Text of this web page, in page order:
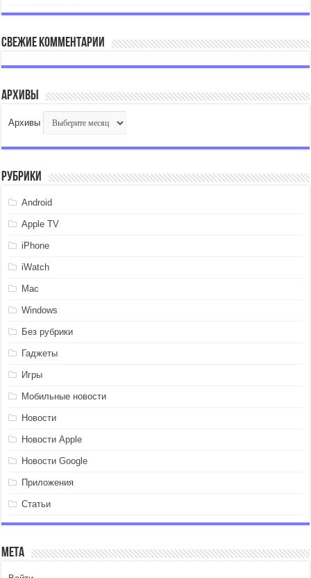
Свежие комментарии
Архивы
Архивы
Рубрики
Android
Apple TV
iPhone
iWatch
Mac
Windows
Без рубрики
Гаджеты
Игры
Мобильные новости
Новости
Новости Apple
Новости Google
Приложения
Статьи
Мета